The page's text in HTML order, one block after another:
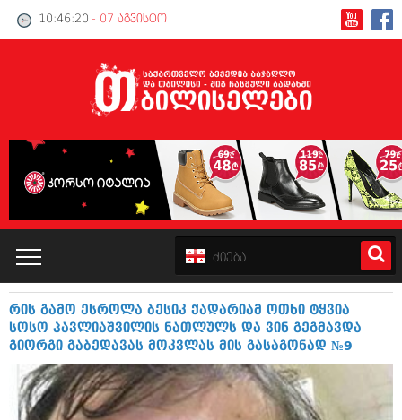
10:46:20 - 07 აგვისტო
კატალოგი
ინტერვიუები
რის გამო ესროლა ბესიკ ქადარიამ ოთხი ტყვია
სოსო პავლიაშვილის ნათლულს და ვინ გეგმავდა
გიორგი გაბედავას მოკვლას მის გასაგონად №9